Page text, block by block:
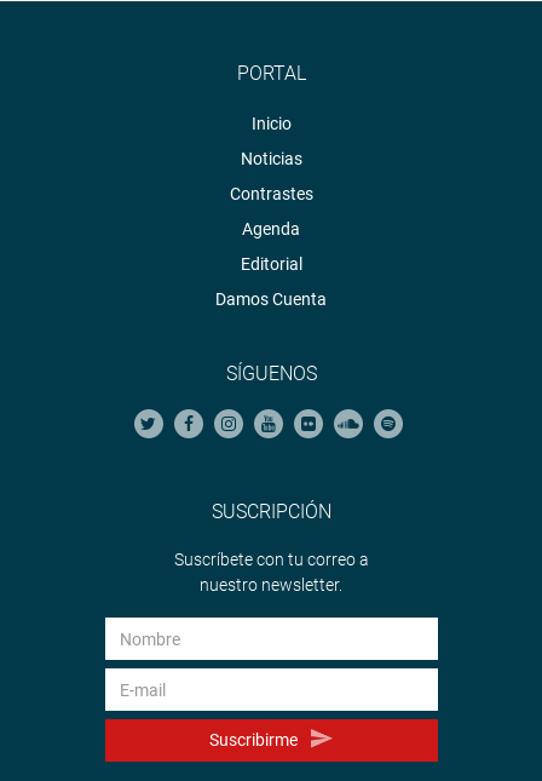
PORTAL
Inicio
Noticias
Contrastes
Agenda
Editorial
Damos Cuenta
SÍGUENOS
SUSCRIPCIÓN
Suscríbete con tu correo a
nuestro newsletter.
Suscribirme